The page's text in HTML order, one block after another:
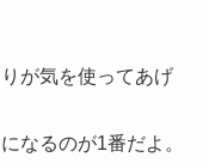
が気を使ってあげ
なるのが1番だよ。